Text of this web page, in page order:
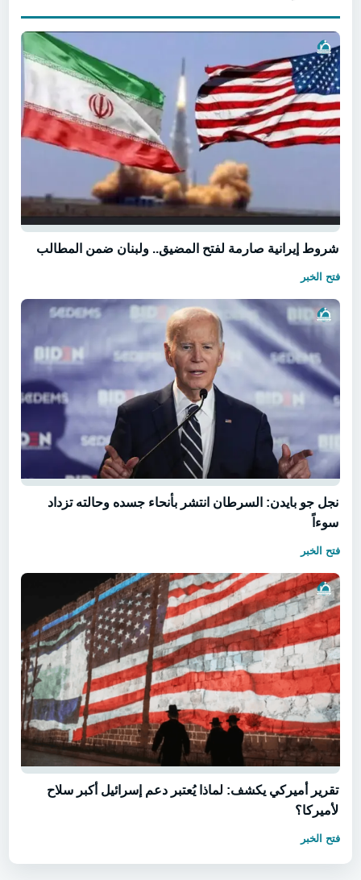
شروط إيرانية صارمة لفتح المضيق.. ولبنان ضمن المطالب
فتح الخبر
نجل جو بايدن: السرطان انتشر بأنحاء جسده وحالته تزداد
سوءاً
فتح الخبر
تقرير أميركي يكشف: لماذا يُعتبر دعم إسرائيل أكبر سلاح
لأميركا؟
فتح الخبر